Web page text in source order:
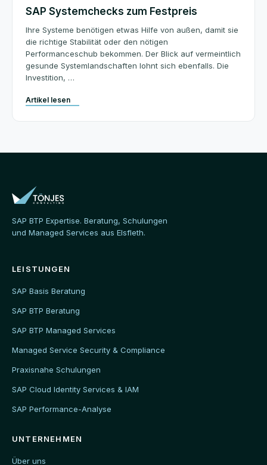
SAP Systemchecks zum Festpreis
Ihre Systeme benötigen etwas Hilfe von außen, damit sie
die richtige Stabilität oder den nötigen
Performanceschub bekommen. Der Blick auf vermeintlich
gesunde Systemlandschaften lohnt sich ebenfalls. Die
Investition, …
Artikel lesen
SAP BTP Expertise. Beratung, Schulungen
und Managed Services aus Elsfleth.
LEISTUNGEN
SAP Basis Beratung
SAP BTP Beratung
SAP BTP Managed Services
Managed Service Security & Compliance
Praxisnahe Schulungen
SAP Cloud Identity Services & IAM
SAP Performance-Analyse
UNTERNEHMEN
Über uns